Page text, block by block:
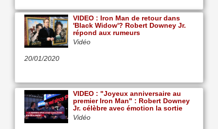
20/01/2020
VIDEO : Iron Man de retour dans
'Black Widow'? Robert Downey Jr.
répond aux rumeurs
Vidéo
VIDEO : "Joyeux anniversaire au
premier Iron Man" : Robert Downey
Jr. célèbre avec émotion la sortie
Vidéo